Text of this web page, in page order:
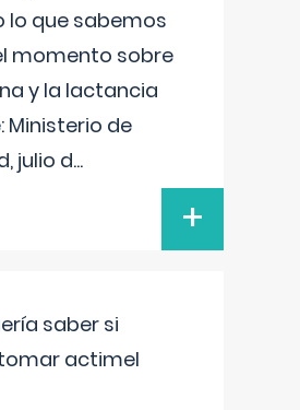
lo que sabemos
momento sobre
y la lactancia
Ministerio de
julio d...
+
saber si
actimel